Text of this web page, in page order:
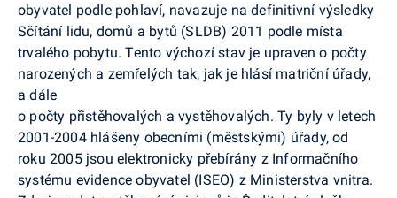
obyvatel podle pohlaví, navazuje na definitivní výsledky
Sčítání lidu, domů a bytů (SLDB) 2011 podle místa
trvalého pobytu. Tento výchozí stav je upraven o počty
narozených a zemřelých tak, jak je hlásí matriční úřady,
a dále
o počty přistěhovalých a vystěhovalých. Ty byly v letech
2001-2004 hlášeny obecními (městskými) úřady, od
roku 2005 jsou elektronicky přebírány z Informačního
systému evidence obyvatel (ISEO) z Ministerstva vnitra.